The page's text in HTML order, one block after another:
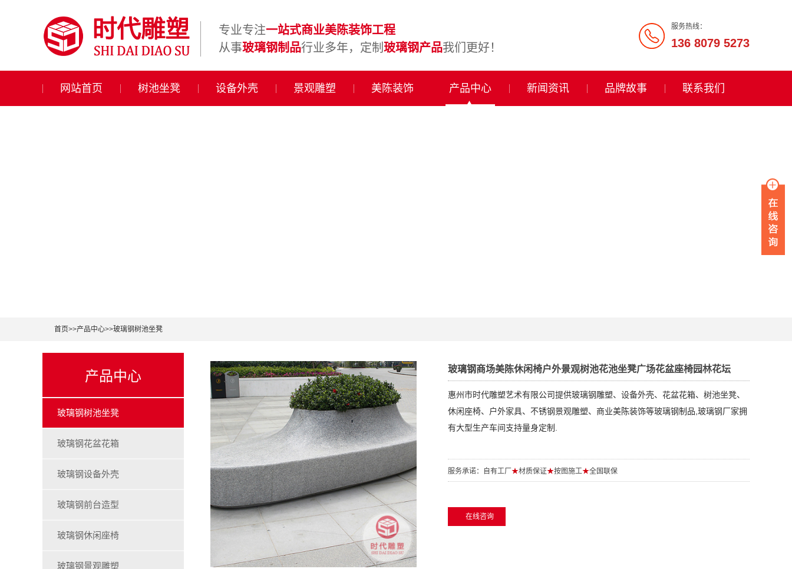
服务热线：
136 8079 5273
专业专注一站式商业美陈装饰工程
从事玻璃钢制品行业多年，定制 玻璃钢产品我们更好！
网站首页 树池坐凳 设备外壳 景观雕塑 美陈装饰 产品中心 新闻资讯 品牌故事 联系我们
首页>>产品中心>>玻璃钢树池坐凳
产品中心
玻璃钢树池坐凳
玻璃钢花盆花箱
玻璃钢设备外壳
玻璃钢前台造型
玻璃钢休闲座椅
玻璃钢景观雕塑
玻璃钢商场美陈休闲椅户外景观树池花池坐凳广场花盆座椅园林花坛
惠州市时代雕塑艺术有限公司提供玻璃钢雕塑、设备外壳、花盆花箱、树池坐凳、
休闲座椅、户外家具、不锈钢景观雕塑、商业美陈装饰等玻璃钢制品,玻璃钢厂家拥
有大型生产车间支持量身定制.
服务承诺：自有工厂 ★材质保证★按图施工★全国联保
在线咨询